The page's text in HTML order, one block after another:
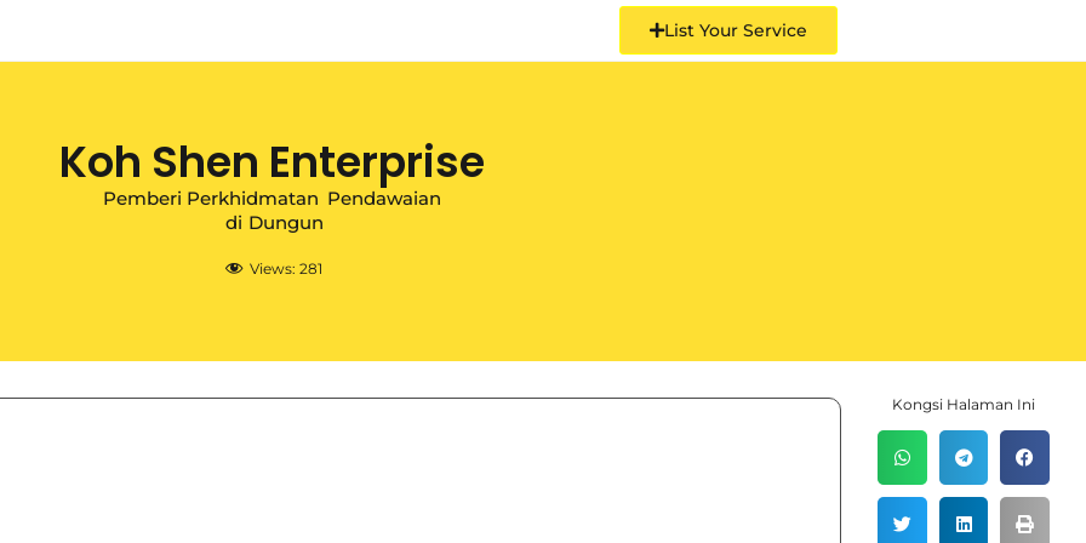
List Your Service
Koh Shen Enterprise
Pemberi Perkhidmatan Pendawaian
di Dungun
Views: 281
Kongsi Halaman Ini